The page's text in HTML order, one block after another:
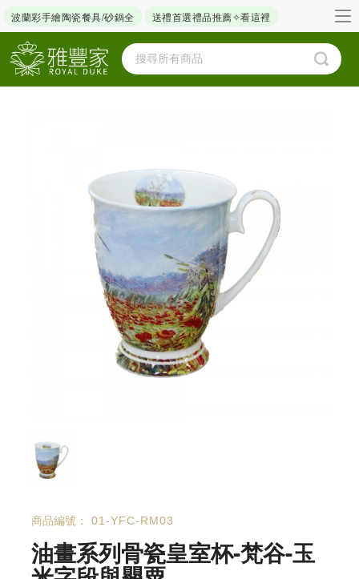
波蘭彩手繪陶瓷餐具/砂鍋全 送禮首選禮品推薦✧看這裡
商品編號： 01-YFC-RM03
油畫系列骨瓷皇室杯-梵谷-玉